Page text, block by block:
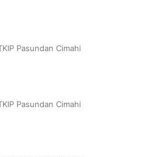
Pasundan Cimahi
Pasundan Cimahi